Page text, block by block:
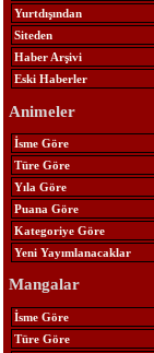
Yurtdışından
Siteden
Haber Arşivi
Eski Haberler
Animeler
İsme Göre
Türe Göre
Yıla Göre
Puana Göre
Kategoriye Göre
Yeni Yayımlanacaklar
Mangalar
İsme Göre
Türe Göre